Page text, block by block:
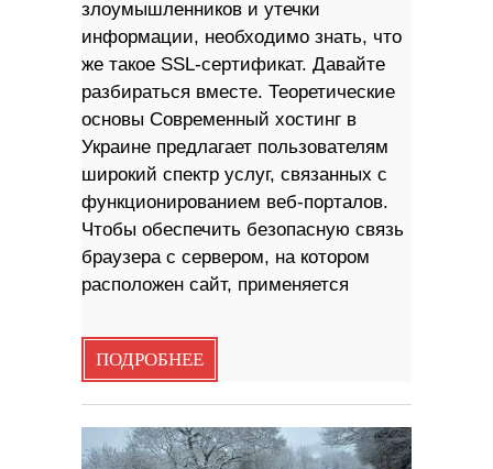
злоумышленников и утечки
информации, необходимо знать, что
же такое SSL-сертификат. Давайте
разбираться вместе. Теоретические
основы Современный хостинг в
Украине предлагает пользователям
широкий спектр услуг, связанных с
функционированием веб-порталов.
Чтобы обеспечить безопасную связь
браузера с сервером, на котором
расположен сайт, применяется
ПОДРОБНЕЕ